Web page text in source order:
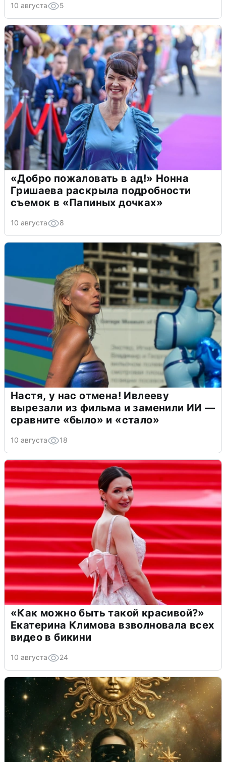
10 августа 5
«Добро пожаловать в ад!» Нонна
Гришаева раскрыла подробности
съемок в «Папиных дочках»
10 августа 8
Настя, у нас отмена! Ивлееву
вырезали из фильма и заменили ИИ —
сравните «было» и «стало»
10 августа 18
«Как можно быть такой красивой?»
Екатерина Климова взволновала всех
видео в бикини
10 августа 24